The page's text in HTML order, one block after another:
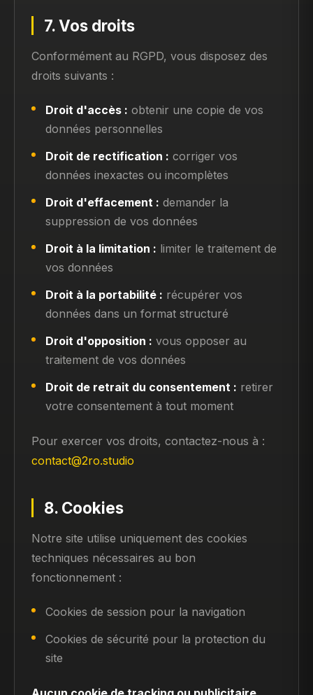
7. Vos droits
Conformément au RGPD, vous disposez des
droits suivants :
Droit d'accès : obtenir une copie de vos
données personnelles
Droit de rectification : corriger vos
données inexactes ou incomplètes
Droit d'effacement : demander la
suppression de vos données
Droit à la limitation : limiter le traitement de
vos données
Droit à la portabilité : récupérer vos
données dans un format structuré
Droit d'opposition : vous opposer au
traitement de vos données
Droit de retrait du consentement : retirer
votre consentement à tout moment
Pour exercer vos droits, contactez-nous à :
contact@2ro.studio
8. Cookies
Notre site utilise uniquement des cookies
techniques nécessaires au bon
fonctionnement :
Cookies de session pour la navigation
Cookies de sécurité pour la protection du
site